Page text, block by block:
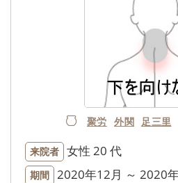
聚労 外関 足三里
来院者 女性 20 代
期間 2020年12月 ～ 2020